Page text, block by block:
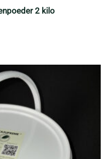
2 kilo